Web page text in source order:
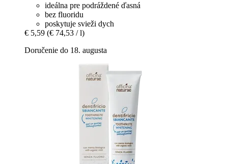
ideálna pre podráždené ďasná
bez fluoridu
poskytuje svieži dych
€ 5,59 (€ 74,53 / l)
Doručenie do 18. augusta